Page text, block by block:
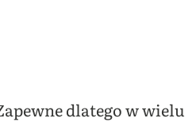
dlatego w wielu